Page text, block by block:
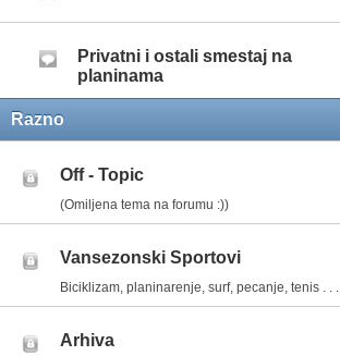
Privatni i ostali smestaj na
planinama
Razno
Off - Topic
(Omiljena tema na forumu :))
Vansezonski Sportovi
Biciklizam, planinarenje, surf, pecanje, tenis . . .
Arhiva